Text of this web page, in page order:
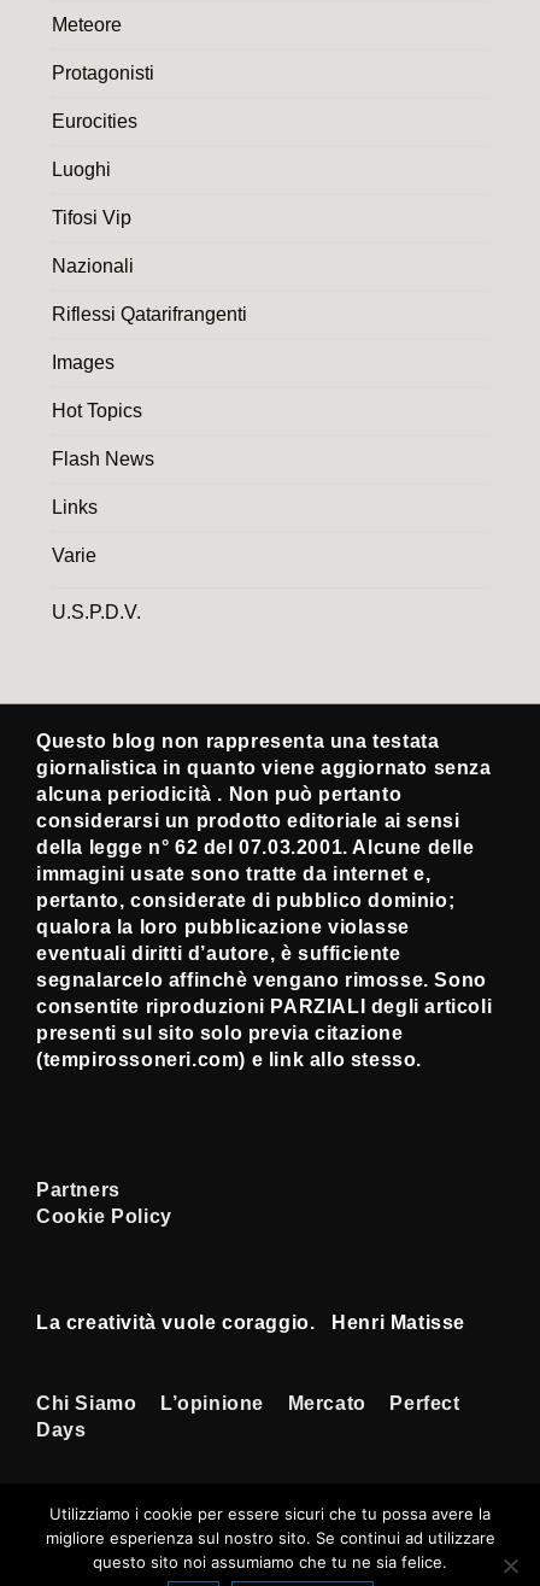
Meteore
Protagonisti
Eurocities
Luoghi
Tifosi Vip
Nazionali
Riflessi Qatarifrangenti
Images
Hot Topics
Flash News
Links
Varie
U.S.P.D.V.
Questo blog non rappresenta una testata
giornalistica in quanto viene aggiornato senza
alcuna periodicità . Non può pertanto
considerarsi un prodotto editoriale ai sensi
della legge n° 62 del 07.03.2001. Alcune delle
immagini usate sono tratte da internet e,
pertanto, considerate di pubblico dominio;
qualora la loro pubblicazione violasse
eventuali diritti d’autore, è sufficiente
segnalarcelo affinchè vengano rimosse. Sono
consentite riproduzioni PARZIALI degli articoli
presenti sul sito solo previa citazione
(tempirossoneri.com) e link allo stesso.
Partners
Cookie Policy
La creatività vuole coraggio. Henri Matisse
Menu
Footer
Chi Siamo L’opinione Mercato
Perfect
Days
Copyright © 2026Tempi Rossoneri |
Sviluppato daTema responsive
Utilizziamo i cookie per essere sicuri che tu possa avere la
migliore esperienza sul nostro sito. Se continui ad utilizzare
questo sito noi assumiamo che tu ne sia felice.